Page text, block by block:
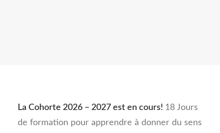
La Cohorte 2026 – 2027 est en cours! 18 Jours
de formation pour apprendre à donner du sens